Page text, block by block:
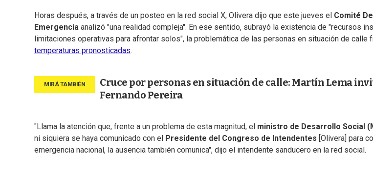
Horas después, a través de un posteo en la red social X, Olivera dijo que este jueves el Comité
Emergencia analizó "una realidad compleja". En ese sentido, subrayó la existencia de "recursos
limitaciones operativas para afrontar solos", la problemática de las personas en situación de calle
temperaturas pronosticadas.
Cruce por personas en situación de calle: Martín Lema
Fernando Pereira
"Llama la atención que, frente a un problema de esta magnitud, el ministro de Desarrollo Social
ni siquiera se haya comunicado con el
Presidente del Congreso de Intendentes [Olivera] para
emergencia nacional, la ausencia también comunica", dijo el intendente sanducero en la red social.